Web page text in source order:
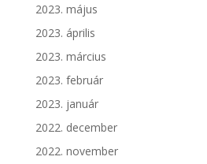
2023. május
2023. április
2023. március
2023. február
2023. január
2022. december
2022. november